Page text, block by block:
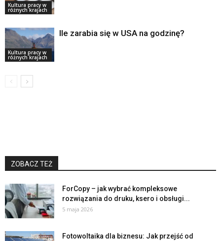
Kultura pracy w
różnych krajach
Kultura pracy w
różnych krajach
Ile zarabia się w USA na godzinę?
ZOBACZ TEŻ
ForCopy – jak wybrać kompleksowe
rozwiązania do druku, ksero i obsługi...
5 maja 2026
Fotowoltaika dla biznesu: Jak przejść od